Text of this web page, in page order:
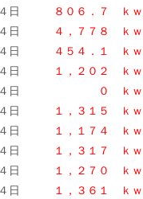
日
８０６．７ ｋｗ
４日
４，７７８ ｋｗ
日
４５４．１ ｋｗ
日
１，２０２ ｋｗ
日
０ ｋｗ
日
１，３１５ ｋｗ
日
１，１７４ ｋ ｗ
日
１，３１７ ｋｗ
４日
１，２７０ ｋｗ
日
１，３６１ ｋｗ